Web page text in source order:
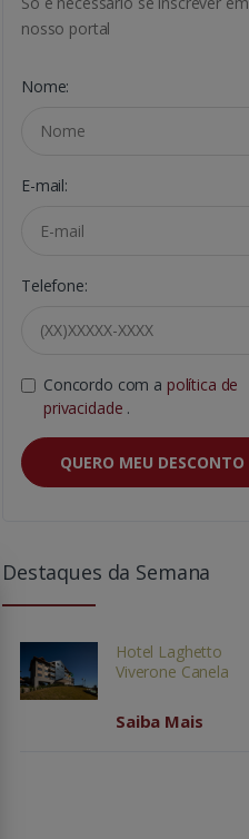
nosso portal
Nome:
E-mail:
Telefone:
Concordo com a política de
privacidade .
QUERO MEU DESCONTO
Destaques da Semana
Hotel Laghetto
Viverone Canela
Saiba Mais